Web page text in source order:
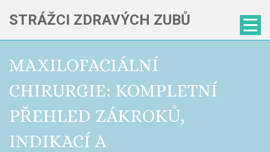
STRÁŽCI ZDRAVÝCH ZUBŮ
MAXILOFACIÁLNÍ
CHIRURGIE: KOMPLETNÍ
PŘEHLED ZÁKROKŮ,
INDIKACÍ A